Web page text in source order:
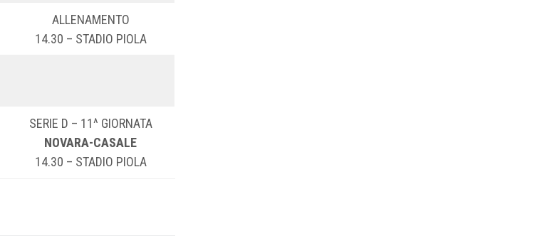
ALLENAMENTO
14.30 – STADIO PIOLA
SERIE D – 11^ GIORNATA
NOVARA-CASALE
14.30 – STADIO PIOLA